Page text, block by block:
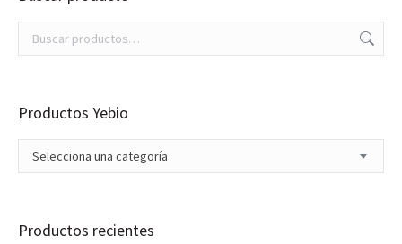
Productos Yebio
Selecciona una categoría
Productos recientes